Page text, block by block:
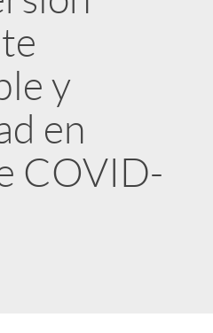
y
en
COVID-